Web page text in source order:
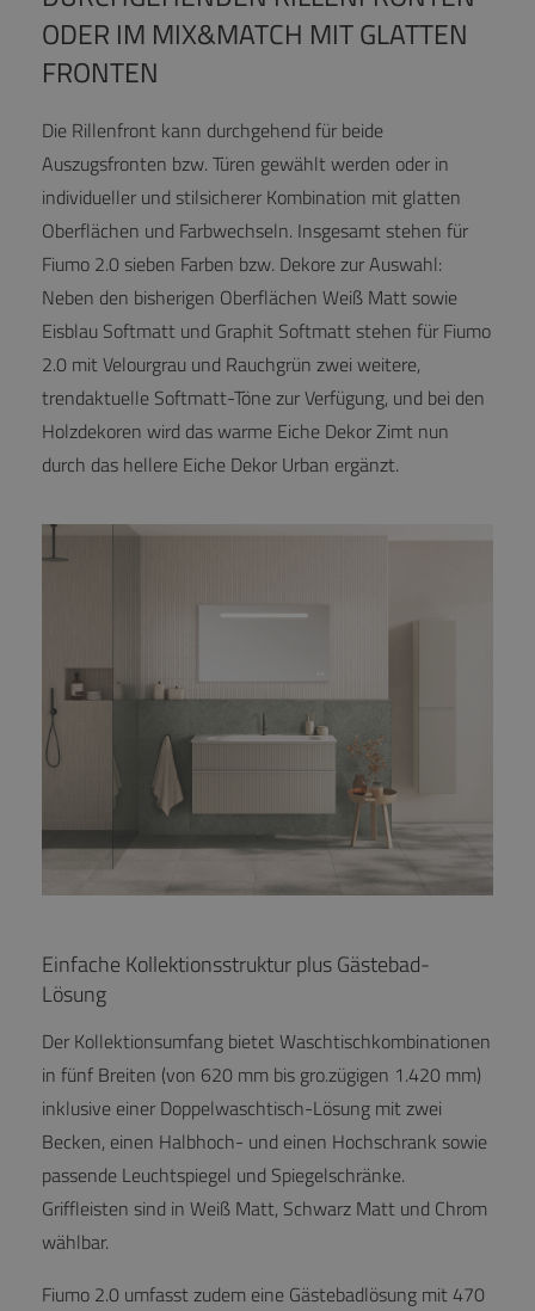
ODER IM MIX&MATCH MIT GLATTEN
FRONTEN
Die Rillenfront kann durchgehend für beide
Auszugsfronten bzw. Türen gewählt werden oder in
individueller und stilsicherer Kombination mit glatten
Oberflächen und Farbwechseln. Insgesamt stehen für
Fiumo 2.0 sieben Farben bzw. Dekore zur Auswahl:
Neben den bisherigen Oberflächen Weiß Matt sowie
Eisblau Softmatt und Graphit Softmatt stehen für Fiumo
2.0 mit Velourgrau und Rauchgrün zwei weitere,
trendaktuelle Softmatt-Töne zur Verfügung, und bei den
Holzdekoren wird das warme Eiche Dekor Zimt nun
durch das hellere Eiche Dekor Urban ergänzt.
Einfache Kollektionsstruktur plus Gästebad-
Lösung
Der Kollektionsumfang bietet Waschtischkombinationen
in fünf Breiten (von 620 mm bis gro.zügigen 1.420 mm)
inklusive einer Doppelwaschtisch-Lösung mit zwei
Becken, einen Halbhoch- und einen Hochschrank sowie
passende Leuchtspiegel und Spiegelschränke.
Griffleisten sind in Weiß Matt, Schwarz Matt und Chrom
wählbar.
Fiumo 2.0 umfasst zudem eine Gästebadlösung mit 470